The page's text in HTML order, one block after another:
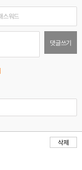
댓글쓰기
삭제